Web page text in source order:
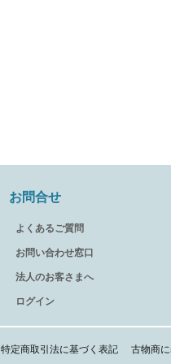
お問合せ
よくあるご質問
お問い合わせ窓口
法人のお客さまへ
ログイン
特定商取引法に基づく表記 古物商